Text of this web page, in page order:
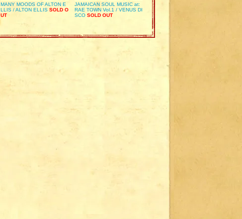
MANY MOODS OF ALTON E
LLIS / ALTON ELLIS SOLD O
UT
JAMAICAN SOUL MUSIC at:
RAE TOWN Vol.1 / VENUS DI
SCO SOLD OUT